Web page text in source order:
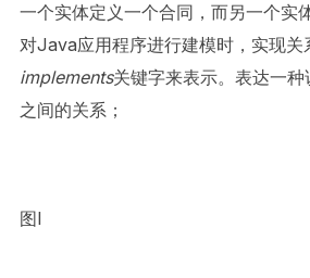
一个实体定义一个合同，而另一个实
对Java应用程序进行建模时，实现关
implements关键字来表示。表达一
之间的关系；
图I